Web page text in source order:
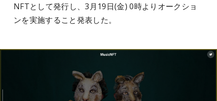
NFTとして発行し、3月19日(金) 0時よりオークショ
ンを実施すること発表した。